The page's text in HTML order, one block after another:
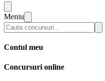
Meniu
Contul meu
Concursuri online